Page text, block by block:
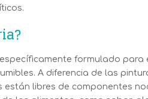
formulado para
A diferencia de las
libres de componentes